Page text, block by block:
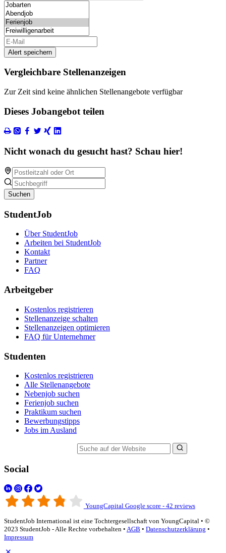
Alert speichern
Vergleichbare Stellenanzeigen
Zur Zeit sind keine ähnlichen Stellenangebote verfügbar
Dieses Jobangebot teilen
Nicht wonach du gesucht hast? Schau hier!
Suchen
StudentJob
Über StudentJob
Arbeiten bei StudentJob
Kontakt
Partner
FAQ
Arbeitgeber
Kostenlos registrieren
Stellenanzeige schalten
Stellenanzeigen optimieren
FAQ für Unternehmer
Studenten
Kostenlos registrieren
Alle Stellenangebote
Nebenjob suchen
Ferienjob suchen
Praktikum suchen
Bewerbungstipps
Jobs im Ausland
Social
YoungCapital Google score - 42 reviews
StudentJob International ist eine Tochtergesellschaft von YoungCapital • ©
2023 StudentJob - Alle Rechte vorbehalten • AGB • Datenschutzerklärung •
Impressum